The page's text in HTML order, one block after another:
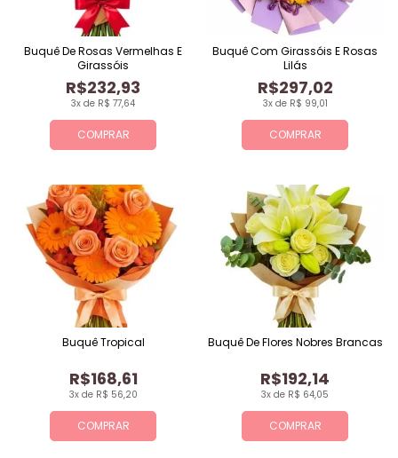
COMPRAR
3x de R$ 77,64
R$232,93
Buquê De Rosas Vermelhas E
Girassóis
COMPRAR
3x de R$ 99,01
R$297,02
Buquê Com Girassóis E Rosas
Lilás
COMPRAR
3x de R$ 56,20
R$168,61
Buquê Tropical
COMPRAR
3x de R$ 64,05
R$192,14
Buquê De Flores Nobres Brancas